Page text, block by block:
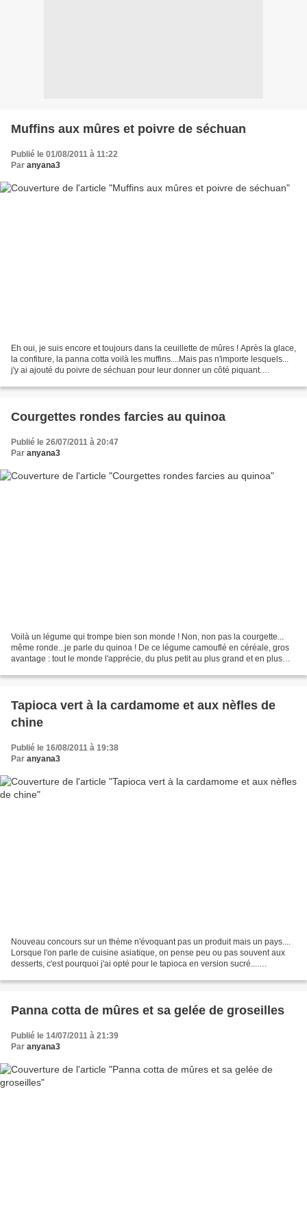
Muffins aux mûres et poivre de séchuan
Publié le 01/08/2011 à 11:22
Par anyana3
Eh oui, je suis encore et toujours dans la ceuillette de mûres ! Après la glace,
la confiture, la panna cotta voilà les muffins....Mais pas n'importe lesquels...
j'y ai ajouté du poivre de séchuan pour leur donner un côté piquant.
Courgettes rondes farcies au quinoa
Publié le 26/07/2011 à 20:47
Par anyana3
Voilà un légume qui trompe bien son monde ! Non, non pas la courgette...
même ronde...je parle du quinoa ! De ce légume camouflé en céréale, gros
avantage : tout le monde l'apprécie, du plus petit au plus grand et en plus
Tapioca vert à la cardamome et aux nèfles de
chine
Publié le 16/08/2011 à 19:38
Par anyana3
Nouveau concours sur un thème n'évoquant pas un produit mais un pays....
Lorsque l'on parle de cuisine asiatique, on pense peu ou pas souvent aux
desserts, c'est pourquoi j'ai opté pour le tapioca en version sucré....
asie/...
Panna cotta de mûres et sa gelée de groseilles
Publié le 14/07/2011 à 21:39
Par anyana3